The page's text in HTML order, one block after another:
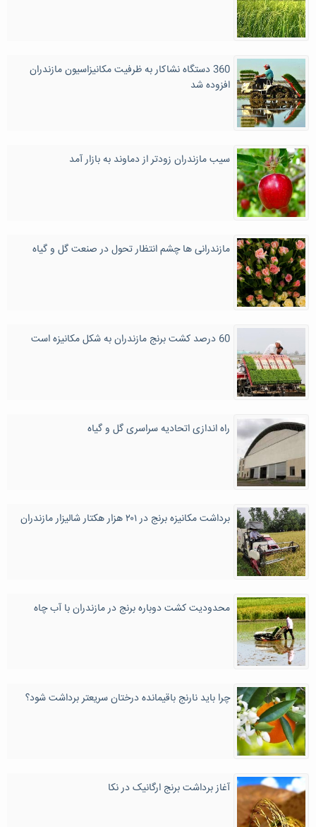
360 دستگاه نشاکار به ظرفیت مکانیزاسیون مازندران
افزوده شد
سیب مازندران زودتر از دماوند به بازار آمد
مازندرانی ها چشم انتظار تحول در صنعت گل و گیاه
60 درصد کشت برنج مازندران به شکل مکانیزه است
راه اندازی اتحادیه سراسری گل و گیاه
برداشت مکانیزه برنج در ۲۰۱ هزار هکتار شالیزار مازندران
محدودیت کشت دوباره برنج در مازندران با آب چاه
چرا باید نارنج باقیمانده درختان سریعتر برداشت شود؟
آغاز برداشت برنج ارگانیک در نکا